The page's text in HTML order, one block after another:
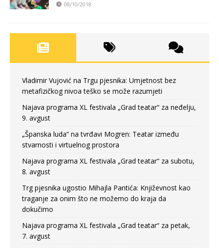
08/10/2018
Vladimir Vujović na Trgu pjesnika: Umjetnost bez
metafizičkog nivoa teško se može razumjeti
Najava programa XL festivala „Grad teatar“ za neđelju,
9. avgust
„Španska luda“ na tvrđavi Mogren: Teatar između
stvarnosti i virtuelnog prostora
Najava programa XL festivala „Grad teatar“ za subotu,
8. avgust
Trg pjesnika ugostio Mihajla Pantića: Književnost kao
traganje za onim što ne možemo do kraja da
dokučimo
Najava programa XL festivala „Grad teatar“ za petak,
7. avgust